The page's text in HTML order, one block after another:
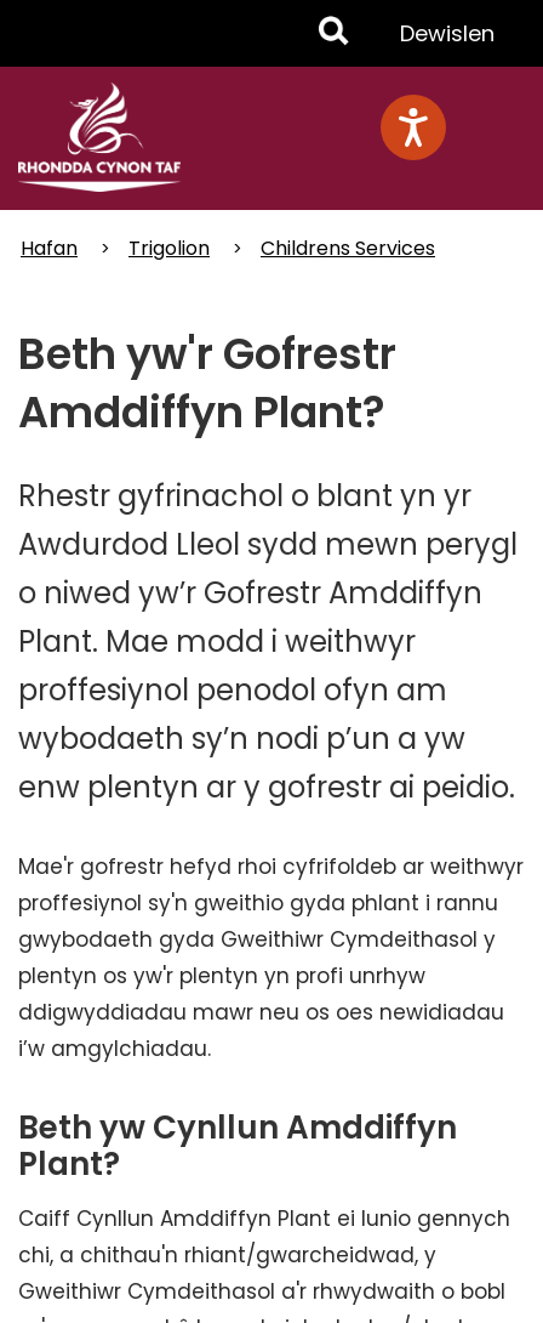
Toggle
Menu
Dewislen
Hafan Trigolion Childrens Services
Beth yw'r Gofrestr
Amddiffyn Plant?
Rhestr gyfrinachol o blant yn yr
Awdurdod Lleol sydd mewn perygl
o niwed yw’r Gofrestr Amddiffyn
Plant. Mae modd i weithwyr
proffesiynol penodol ofyn am
wybodaeth sy’n nodi p’un a yw
enw plentyn ar y gofrestr ai peidio.
Mae'r gofrestr hefyd rhoi cyfrifoldeb ar weithwyr
proffesiynol sy'n gweithio gyda phlant i rannu
gwybodaeth gyda Gweithiwr Cymdeithasol y
plentyn os yw'r plentyn yn profi unrhyw
ddigwyddiadau mawr neu os oes newidiadau
i’w amgylchiadau.
Beth yw Cynllun Amddiffyn
Plant?
Caiff Cynllun Amddiffyn Plant ei lunio gennych
chi, a chithau'n rhiant/gwarcheidwad, y
Gweithiwr Cymdeithasol a'r rhwydwaith o bobl